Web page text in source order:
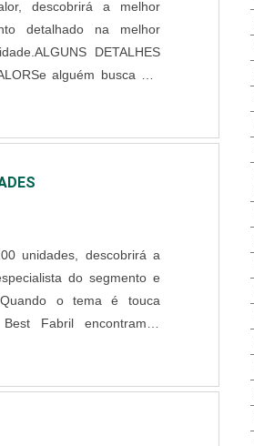
descobrirá a melhor
detalhado na melhor
DETALHES
alguém busca por
responsável, consegue
how focado em capote
unidades, descobrirá a
do segmento e
o tema é touca
Fabril encontramos
SOBRE TOUCA
Fabril objetiva seus